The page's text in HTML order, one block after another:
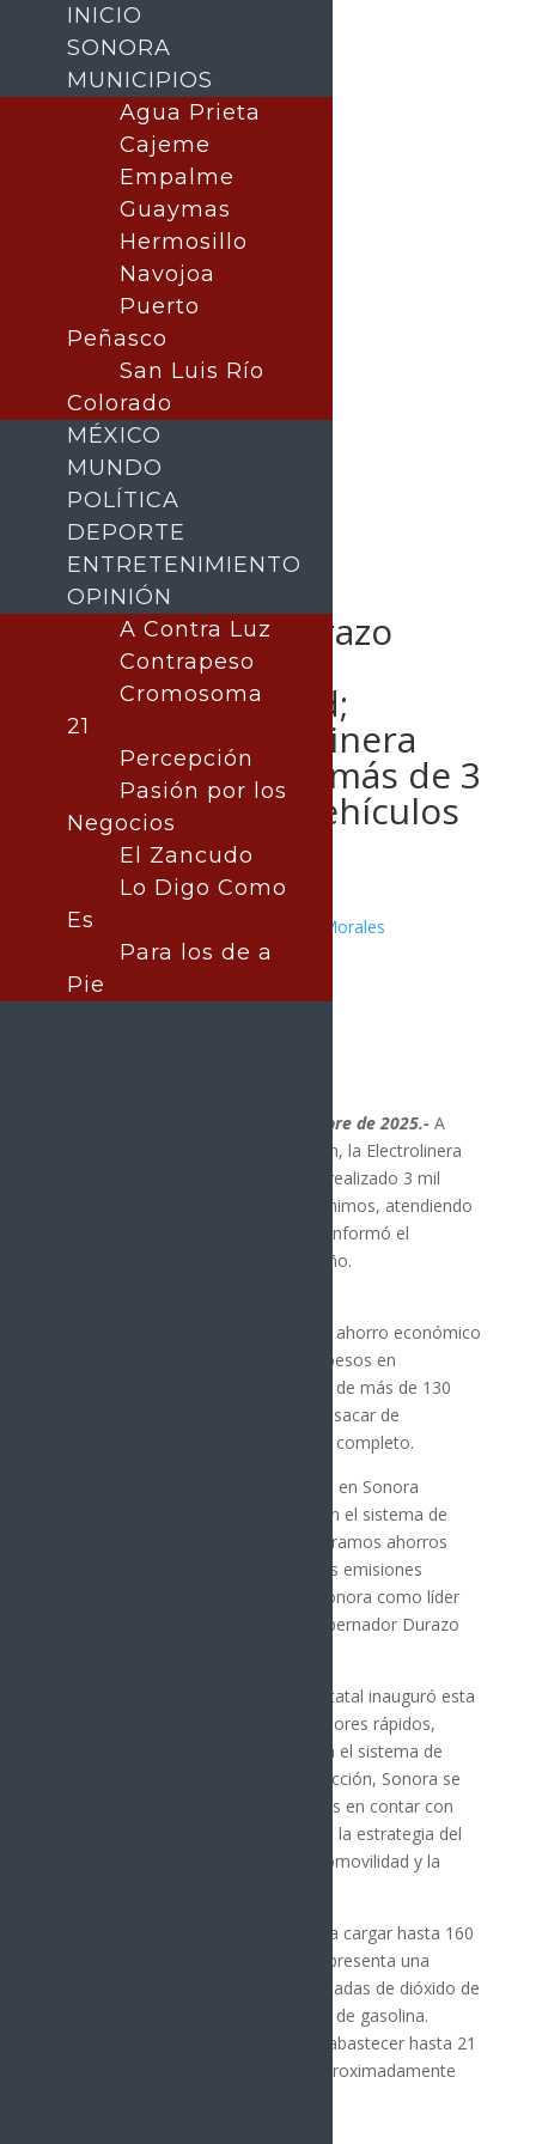
Gobernador Durazo
lidera en
electromovilidad;
primera Electrolinera
Pública registra más de 3
mil recargas a vehículos
Publicado por:
Juan Antonio Pérez Morales
SONORA
21 septiembre, 2025
Hermosillo, Sonora; 20 de septiembre de 2025.- A
cuatro meses desde su inauguración, la Electrolinera
Pública del Gobierno del Estado ha realizado 3 mil
recargas con tiempos de espera mínimos, atendiendo
en promedio a 45 vehículos diarios informó el
gobernador Alfonso Durazo Montaño.
Este proyecto, dijo, ha generado un ahorro económico
directo superior a 1.35 millones de pesos en
combustible y ha evitado la emisión de más de 130
toneladas de CO₂, lo que equivale a sacar de
circulación 28 autos durante un año completo.
“Con la primera Electrolinera Pública en Sonora
marcamos un antes y un después en el sistema de
transporte del estado; no solo generamos ahorros
para las familias, también reducimos emisiones
contaminantes y consolidamos a Sonora como líder
en electromovilidad”, destacó el gobernador Durazo
En mayo de 2025, el mandatario estatal inauguró esta
infraestructura equipada con cargadores rápidos,
marcando un antes y un después en el sistema de
transporte de la entidad. Con esta acción, Sonora se
convirtió en la quinta entidad del país en contar con
este tipo de servicio, como parte de la estrategia del
Plan Sonora para impulsar la electromovilidad y la
La electrolinera tiene capacidad para cargar hasta 160
vehículos eléctricos al día, lo que representa una
reducción potencial de 138 mil toneladas de dióxido de
carbono en comparación con autos de gasolina.
Asimismo, durante la noche puede abastecer hasta 21
autobuses eléctricos, eliminando aproximadamente
INICIO
SONORA
MUNICIPIOS
Agua Prieta
Cajeme
Empalme
Guaymas
Hermosillo
Navojoa
Puerto
Peñasco
San Luis Río
Colorado
MÉXICO
MUNDO
POLÍTICA
DEPORTE
ENTRETENIMIENTO
OPINIÓN
A Contra Luz
Contrapeso
Cromosoma
21
Percepción
Pasión por los
Negocios
El Zancudo
Lo Digo Como
Es
Para los de a
Pie